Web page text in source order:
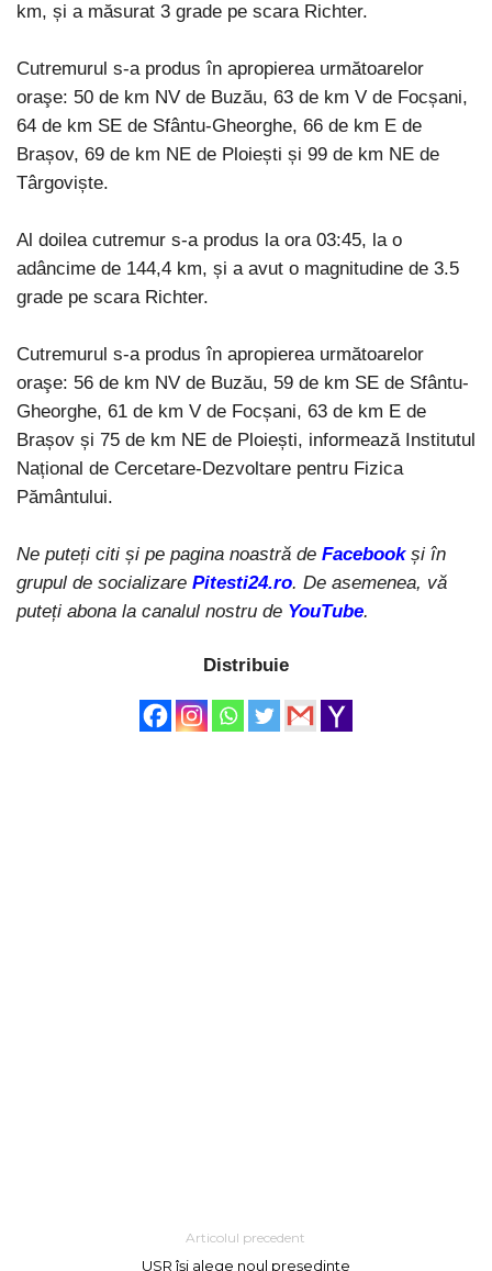
km, și a măsurat 3 grade pe scara Richter.
Cutremurul s-a produs în apropierea următoarelor
oraşe: 50 de km NV de Buzău, 63 de km V de Focșani,
64 de km SE de Sfântu-Gheorghe, 66 de km E de
Brașov, 69 de km NE de Ploiești și 99 de km NE de
Târgoviște.
Al doilea cutremur s-a produs la ora 03:45, la o
adâncime de 144,4 km, și a avut o magnitudine de 3.5
grade pe scara Richter.
Cutremurul s-a produs în apropierea următoarelor
oraşe: 56 de km NV de Buzău, 59 de km SE de Sfântu-
Gheorghe, 61 de km V de Focșani, 63 de km E de
Brașov și 75 de km NE de Ploiești, informează Institutul
Național de Cercetare-Dezvoltare pentru Fizica
Pământului.
Ne puteți citi și pe pagina noastră de Facebook și în
grupul de socializare Pitesti24.ro. De asemenea, vă
puteți abona la canalul nostru de YouTube.
Distribuie
Articolul precedent
USR își alege noul președinte